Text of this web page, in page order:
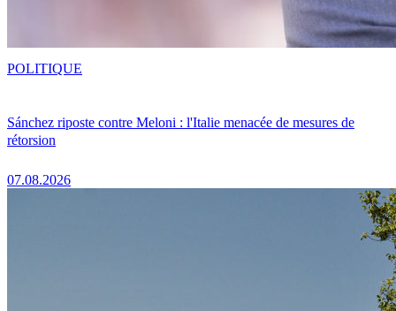
Sánchez riposte contre Meloni : l'Italie menacée de mesures de
rétorsion
07.08.2026
POLITIQUE